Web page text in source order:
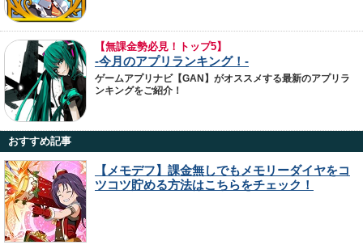
【無課金勢必見！トップ5】
-今月のアプリランキング！-
ゲームアプリナビ【GAN】がオススメする最新のアプリラ
ンキングをご紹介！
おすすめ記事
【メモデフ】課金無しでもメモリーダイヤをコ
ツコツ貯める方法はこちらをチェック！